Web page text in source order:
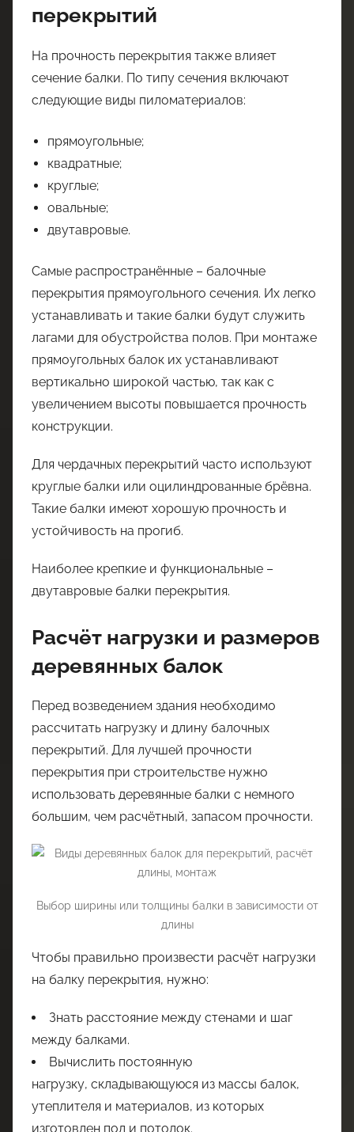
перекрытий
На прочность перекрытия также влияет
сечение балки. По типу сечения включают
следующие виды пиломатериалов:
прямоугольные;
квадратные;
круглые;
овальные;
двутавровые.
Самые распространённые – балочные
перекрытия прямоугольного сечения. Их легко
устанавливать и такие балки будут служить
лагами для обустройства полов. При монтаже
прямоугольных балок их устанавливают
вертикально широкой частью, так как с
увеличением высоты повышается прочность
конструкции.
Для чердачных перекрытий часто используют
круглые балки или оцилиндрованные брёвна.
Такие балки имеют хорошую прочность и
устойчивость на прогиб.
Наиболее крепкие и функциональные –
двутавровые балки перекрытия.
Расчёт нагрузки и размеров
деревянных балок
Перед возведением здания необходимо
рассчитать нагрузку и длину балочных
перекрытий. Для лучшей прочности
перекрытия при строительстве нужно
использовать деревянные балки с немного
большим, чем расчётный, запасом прочности.
Выбор ширины или толщины балки в зависимости от
длины
Чтобы правильно произвести расчёт нагрузки
на балку перекрытия, нужно:
Знать расстояние между стенами и шаг
между балками.
Вычислить постоянную
нагрузку, складывающуюся из массы балок,
утеплителя и материалов, из которых
изготовлен пол и потолок.